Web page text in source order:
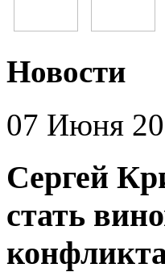
Новости
07 Июня
Сергей
стать